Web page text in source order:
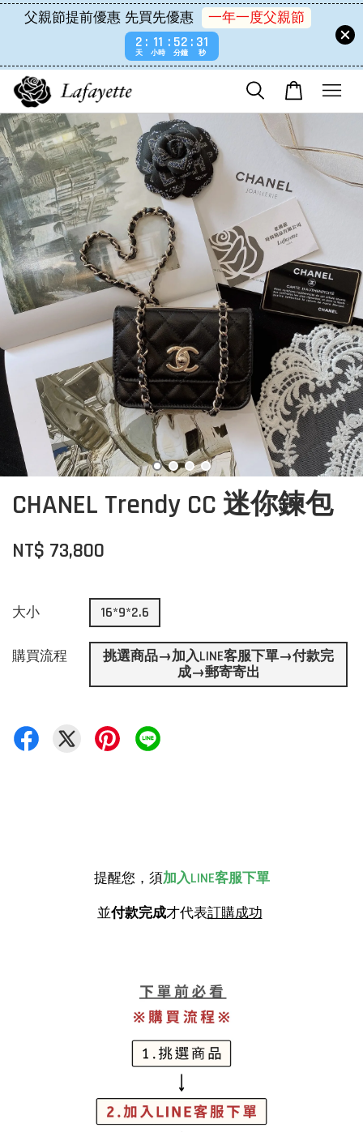
父親節提前優惠 先買先優惠
一年一度父親節
2
天
11
小時
52
分鐘
31
秒
CHANEL Trendy CC 迷你鍊包
NT$ 73,800
大小 16*9*2.6
購買流程
挑選商品→加入LINE客服下單→付款完
成→郵寄寄出
提醒您，須加入LINE客服下單
並付款完成才代表訂購成功